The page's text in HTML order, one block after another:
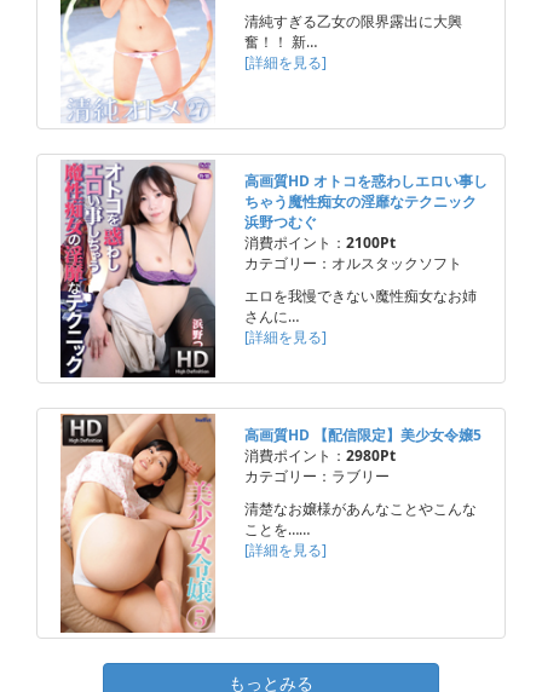
清純すぎる乙女の限界露出に大興
奮！！ 新…
[詳細を見る]
高画質HD オトコを惑わしエロい事し
ちゃう魔性痴女の淫靡なテクニック
浜野つむぐ
消費ポイント： 2100Pt
カテゴリー：オルスタックソフト
エロを我慢できない魔性痴女なお姉
さんに…
[詳細を見る]
高画質HD 【配信限定】美少女令嬢5
消費ポイント： 2980Pt
カテゴリー：ラブリー
清楚なお嬢様があんなことやこんな
ことを……
[詳細を見る]
もっとみる